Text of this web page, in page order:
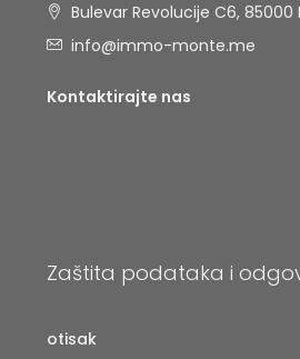
Bulevar Revolucije C6,
info@immo-monte.me
Kontaktirajte nas
Zaštita podataka i
otisak